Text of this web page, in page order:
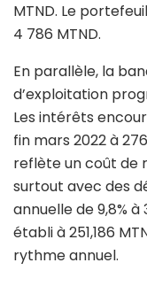
MTND. Le
4 786 MTND.
En parallèle, la
d’exploitation
Les intérêts
fin mars 2022 à
reflète un coût de
surtout avec des
annuelle de 9,8% à
établi à 251,186
rythme annuel.